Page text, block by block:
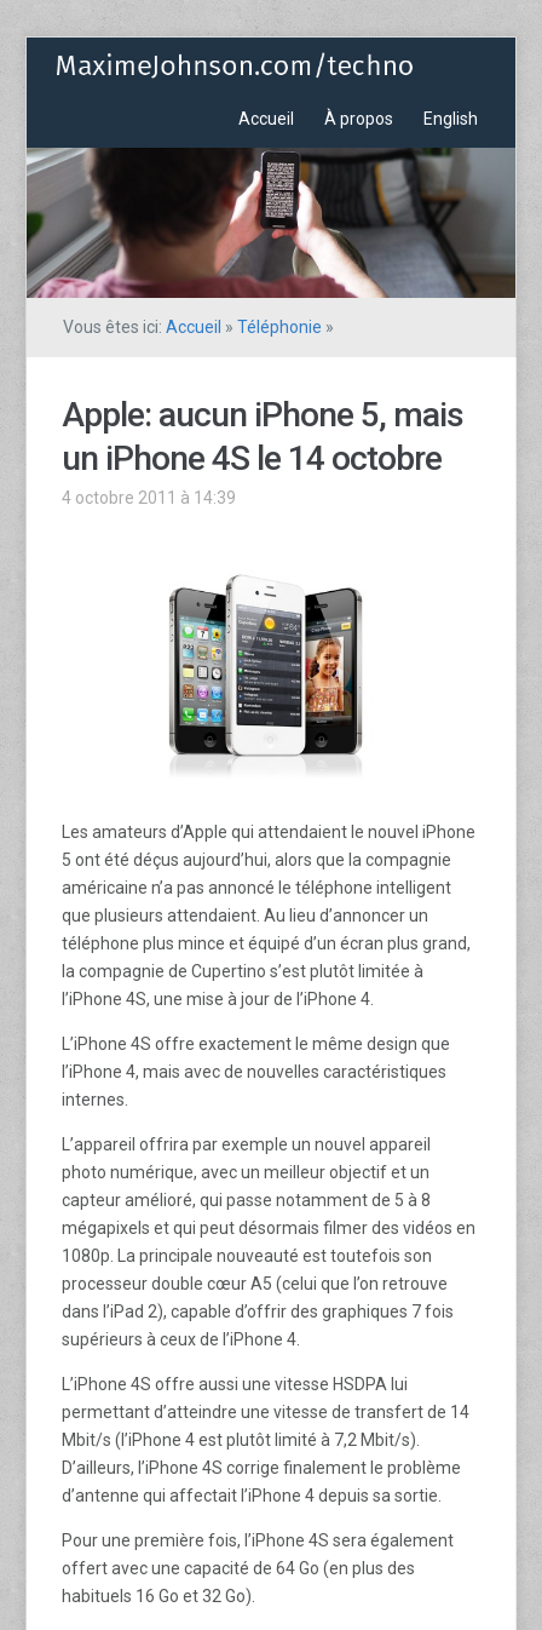
Accueil À propos English
Vous êtes ici:Accueil »Téléphonie »
Apple: aucun iPhone 5, mais
un iPhone 4S le 14 octobre
4 octobre 2011 à 14:39
Les amateurs d’Apple qui attendaient le nouvel iPhone
5 ont été déçus aujourd’hui, alors que la compagnie
américaine n’a pas annoncé le téléphone intelligent
que plusieurs attendaient. Au lieu d’annoncer un
téléphone plus mince et équipé d’un écran plus grand,
la compagnie de Cupertino s’est plutôt limitée à
l’iPhone 4S, une mise à jour de l’iPhone 4.
L’iPhone 4S offre exactement le même design que
l’iPhone 4, mais avec de nouvelles caractéristiques
internes.
L’appareil offrira par exemple un nouvel appareil
photo numérique, avec un meilleur objectif et un
capteur amélioré, qui passe notamment de 5 à 8
mégapixels et qui peut désormais filmer des vidéos en
1080p. La principale nouveauté est toutefois son
processeur double cœur A5 (celui que l’on retrouve
dans l’iPad 2), capable d’offrir des graphiques 7 fois
supérieurs à ceux de l’iPhone 4.
L’iPhone 4S offre aussi une vitesse HSDPA lui
permettant d’atteindre une vitesse de transfert de 14
Mbit/s (l’iPhone 4 est plutôt limité à 7,2 Mbit/s).
D’ailleurs, l’iPhone 4S corrige finalement le problème
d’antenne qui affectait l’iPhone 4 depuis sa sortie.
Pour une première fois, l’iPhone 4S sera également
offert avec une capacité de 64 Go (en plus des
habituels 16 Go et 32 Go).